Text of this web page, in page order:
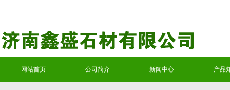
网站首页 公司简介 新闻中心 产品